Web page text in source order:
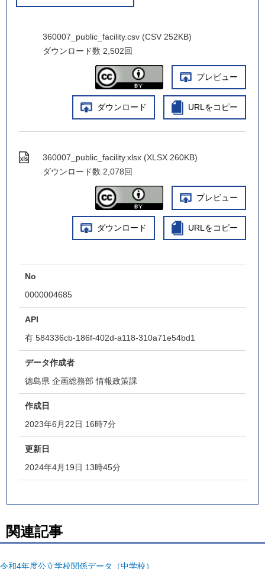
360007_public_facility.csv (CSV 252KB)
ダウンロード数 2,502回
プレビュー
ダウンロード URLをコピー
360007_public_facility.xlsx (XLSX 260KB)
ダウンロード数 2,078回
プレビュー
ダウンロード URLをコピー
No
0000004685
API
有 584336cb-186f-402d-a118-310a71e54bd1
データ作成者
徳島県 企画総務部 情報政策課
作成日
2023年6月22日 16時7分
更新日
2024年4月19日 13時45分
関連記事
令和4年度公立学校関係データ（中学校）